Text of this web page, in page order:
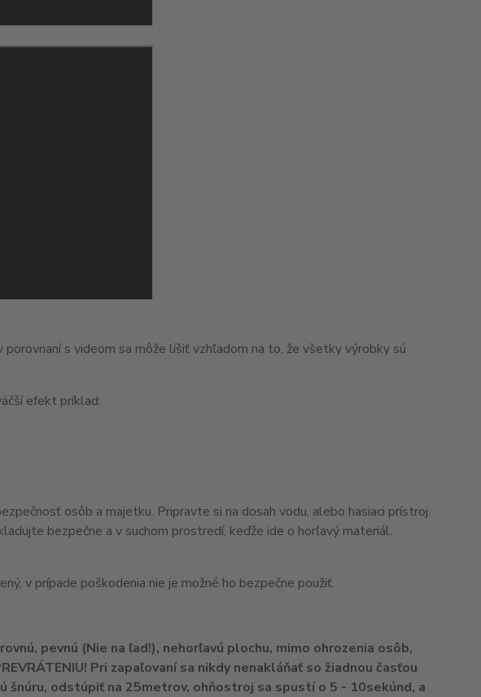
s videom sa môže líšiť vzhľadom na to, že všetky výrobky sú
efekt príklad:
osôb a majetku. Pripravte si na dosah vodu, alebo hasiaci prístroj.
bezpečne a v suchom prostredí, keďže ide o horľavý materiál.
v prípade poškodenia nie je možné ho bezpečne použiť.
pevnú (Nie na ľad!), nehorľavú plochu, mimo ohrozenia osôb,
Pri zapaľovaní sa nikdy nenakláňať so žiadnou časťou
odstúpiť na 25metrov, ohňostroj sa spustí o 5 - 10sekúnd, a